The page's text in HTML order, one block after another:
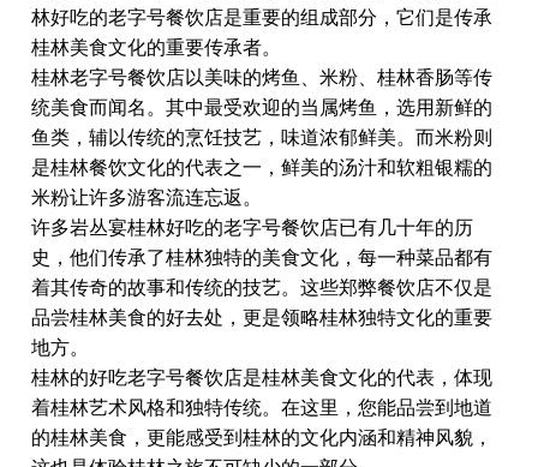
林好吃的老字号餐饮店是重要的组成部分，它们是传承
桂林美食文化的重要传承者。
桂林老字号餐饮店以美味的烤鱼、米粉、桂林香肠等传
统美食而闻名。其中最受欢迎的当属烤鱼，选用新鲜的
鱼类，辅以传统的烹饪技艺，味道浓郁鲜美。而米粉则
是桂林餐饮文化的代表之一，鲜美的汤汁和软粗银糯的
米粉让许多游客流连忘返。
许多岩丛宴桂林好吃的老字号餐饮店已有几十年的历
史，他们传承了桂林独特的美食文化，每一种菜品都有
着其传奇的故事和传统的技艺。这些郑弊餐饮店不仅是
品尝桂林美食的好去处，更是领略桂林独特文化的重要
地方。
桂林的好吃老字号餐饮店是桂林美食文化的代表，体现
着桂林艺术风格和独特传统。在这里，您能品尝到地道
的桂林美食，更能感受到桂林的文化内涵和精神风貌，